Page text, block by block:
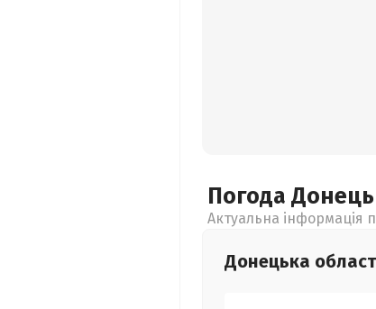
Погода
Актуальна інформація
Донецька